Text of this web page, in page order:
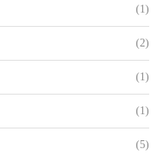
(1)
(2)
(1)
(1)
(5)